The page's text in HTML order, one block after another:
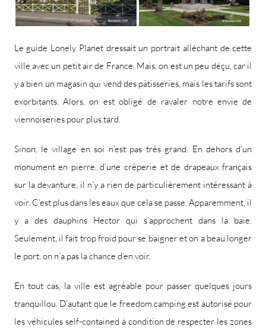
Le guide Lonely Planet dressait un portrait alléchant de cette
ville avec un petit air de France. Mais, on est un peu déçu, car il
y a bien un magasin qui vend des pâtisseries, mais les tarifs sont
exorbitants. Alors, on est obligé de ravaler notre envie de
viennoiseries pour plus tard.
Sinon, le village en soi n’est pas très grand. En dehors d’un
monument en pierre, d’une crêperie et de drapeaux français
sur la devanture, il n’y a rien de particulièrement intéressant à
voir. C’est plus dans les eaux que cela se passe. Apparemment, il
y a des dauphins Hector qui s’approchent dans la baie.
Seulement, il fait trop froid pour se baigner et on a beau longer
le port, on n’a pas la chance d’en voir.
En tout cas, la ville est agréable pour passer quelques jours
tranquillou. D’autant que le freedom camping est autorisé pour
les véhicules self-contained à condition de respecter les zones